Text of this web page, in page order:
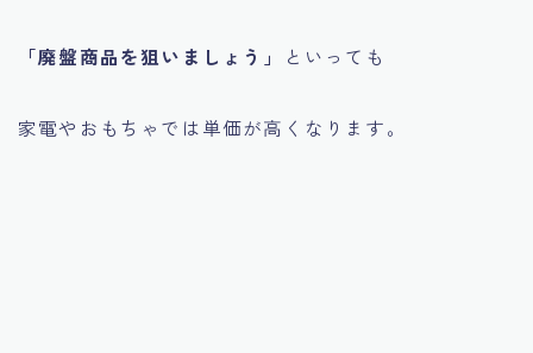
「廃盤商品を狙いましょう」 といっても
家電やおもちゃでは単価が高くなります。